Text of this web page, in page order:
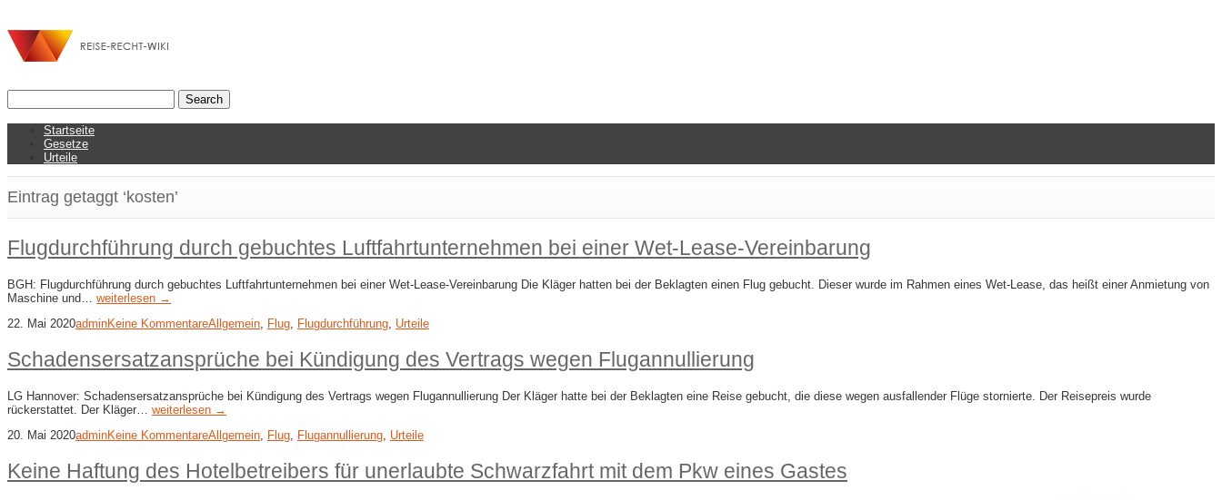
Startseite
Gesetze
Urteile
Eintrag getaggt ‘kosten’
Flugdurchführung durch gebuchtes Luftfahrtunternehmen bei einer Wet-​Lease-​Vereinbarung
BGH: Flugdurchführung durch gebuchtes Luftfahrtunternehmen bei einer Wet-​Lease-​Vereinbarung Die Kläger hatten bei der Beklagten einen Flug gebucht. Dieser wurde im Rahmen eines Wet-Lease, das heißt einer Anmietung von
Maschine und… weiterlesen →
22. Mai 2020adminKeine KommentareAllgemein, Flug, Flugdurchführung, Urteile
Schadensersatzansprüche bei Kündigung des Vertrags wegen Flugannullierung
LG Hannover: Schadensersatzansprüche bei Kündigung des Vertrags wegen Flugannullierung Der Kläger hatte bei der Beklagten eine Reise gebucht, die diese wegen ausfallender Flüge stornierte. Der Reisepreis wurde
rückerstattet. Der Kläger… weiterlesen →
20. Mai 2020adminKeine KommentareAllgemein, Flug, Flugannullierung, Urteile
Keine Haftung des Hotelbetreibers für unerlaubte Schwarzfahrt mit dem Pkw eines Gastes